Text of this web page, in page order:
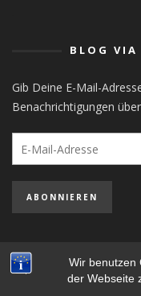
Wir benutzen
der Webseite
BLOG VIA
Gib Deine E-Mail-
Benachrichtigungen
Mail-
Adresse
ABONNIEREN
STEFAN MAYER-POPP